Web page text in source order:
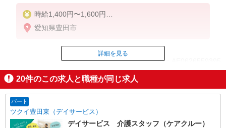
時給1,400円〜1,600円
◆無資格・経験者：時給1,400円〜
◆初任者研修・経験者：時給1,500円〜
◆介護福祉士：時給1,600円〜
※経験者は3ヶ月以上
※給与幅は経験・能力による
★週払いOK（規定あり）
愛知県豊田市
ID：AE0626559395
掲載期間終了
詳細を見る
20件のこの求人と職種が同じ求人
パート
ツクイ豊田東（デイサービス）
デイサービス 介護スタッフ（ケアクルー）